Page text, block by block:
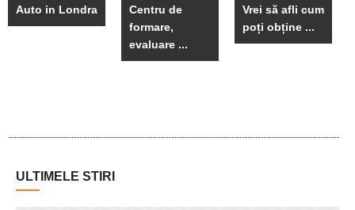
Auto in Londra
Centru de
formare,
evaluare ...
Vrei să afli cum
poți obține ...
ULTIMELE STIRI